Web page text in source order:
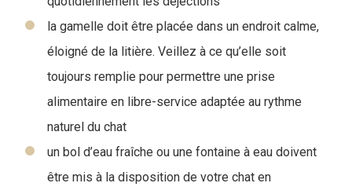
la gamelle doit être placée dans un endroit calme,
éloigné de la litière. Veillez à ce qu’elle soit
toujours remplie pour permettre une prise
alimentaire en libre-service adaptée au rythme
naturel du chat
un bol d’eau fraîche ou une fontaine à eau doivent
être mis à la disposition de votre chat en